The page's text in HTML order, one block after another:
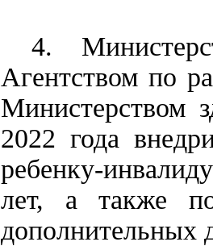
4.
Агентством по
Министерством
2022 года
ребенку-
лет, а также
дополнительных